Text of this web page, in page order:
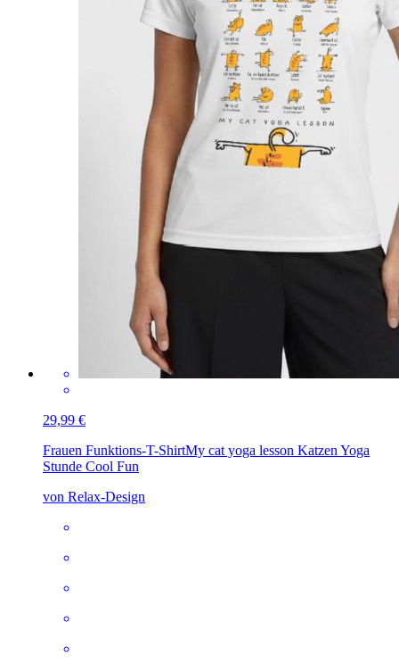
29,99 €
Frauen Funktions-T-ShirtMy cat yoga lesson Katzen Yoga
Stunde Cool Fun
von Relax-Design